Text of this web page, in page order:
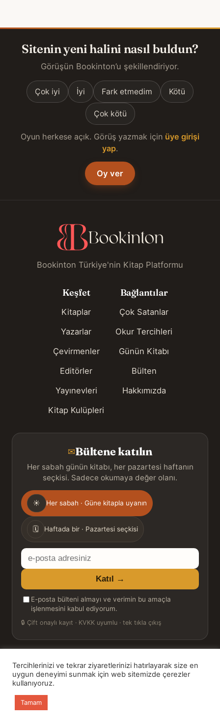
Sitenin yeni halini nasıl buldun?
Görüşün Bookinton’u şekillendiriyor.
Çok iyi İyi Fark etmedim Kötü
Çok kötü
Oyun herkese açık. Görüş yazmak için üye girişi
yap.
Oy ver
Bookinton Türkiye'nin Kitap Platformu
Keşfet
Kitaplar
Yazarlar
Çevirmenler
Editörler
Yayınevleri
Kitap Kulüpleri
Bağlantılar
Çok Satanlar
Okur Tercihleri
Günün Kitabı
Bülten
Hakkımızda
✉Bültene katılın
Her sabah günün kitabı, her pazartesi haftanın
seçkisi. Sadece okumaya değer olanı.
Gönderim
sıklığı
☀ Her sabah · Güne kitapla uyanın
🗓 Haftada bir · Pazartesi seçkisi
E-
posta
adresiniz
Katıl →
E-posta bülteni almayı ve verimin bu amaçla
işlenmesini kabul ediyorum.
🔒 Çift onaylı kayıt · KVKK uyumlu · tek tıkla çıkış
© 2026 Bookinton — Türkiye’nin Kitap Platformu
HT Book Review — webmaster: Hakan Turgay
Tercihlerinizi ve tekrar ziyaretlerinizi hatırlayarak size en
uygun deneyimi sunmak için web sitemizde çerezler
kullanıyoruz.
Tamam